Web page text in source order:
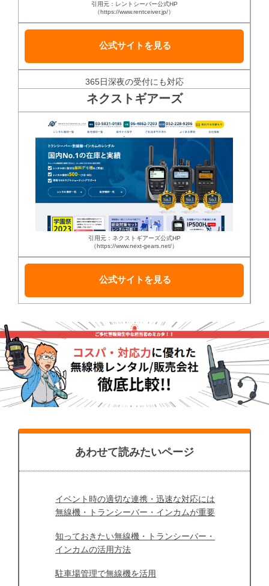
引用元：レントシーバー公式HP
（https://www.rentceiver.jp/）
公式サイトを見る
365日深夜の受付にも対応
ネクストギアーズ
引用元：ネクストギアーズ公式HP
（https://www.next-gears.net/）
公式サイトを見る
あわせて読みたいページ
イベント時の適切な連携・迅速な対応には
無線機・トランシーバー・インカムが重要
知っておきたい無線機・トランシーバー・
インカムの活用方法
駐車場管理で無線機を活用